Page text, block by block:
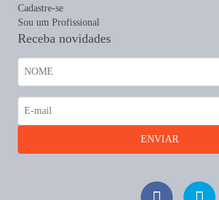
Cadastre-se
Sou um Profissional
Receba novidades